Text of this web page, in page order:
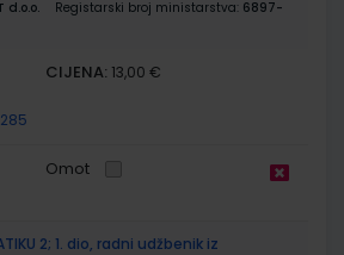
d.o.o. Registarski broj ministarstva: 6897-
CIJENA: 13,00 €
Omot
2; 1. dio, radni udžbenik iz